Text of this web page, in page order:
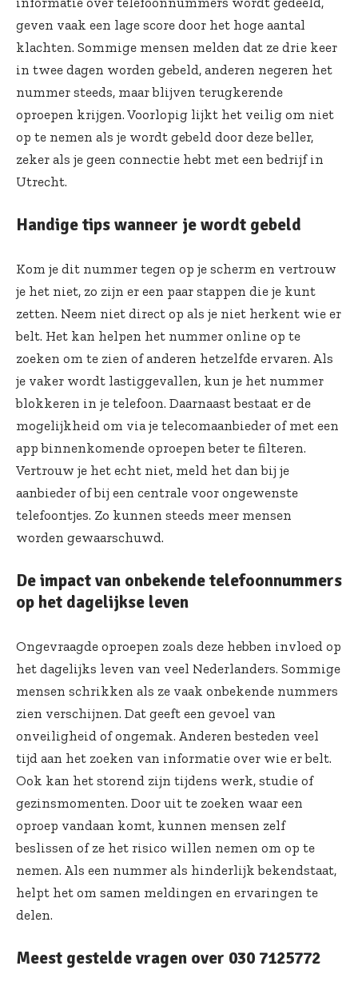
geven vaak een lage score door het hoge aantal
klachten. Sommige mensen melden dat ze drie keer
in twee dagen worden gebeld, anderen negeren het
nummer steeds, maar blijven terugkerende
oproepen krijgen. Voorlopig lijkt het veilig om niet
op te nemen als je wordt gebeld door deze beller,
zeker als je geen connectie hebt met een bedrijf in
Utrecht.
Handige tips wanneer je wordt gebeld
Kom je dit nummer tegen op je scherm en vertrouw
je het niet, zo zijn er een paar stappen die je kunt
zetten. Neem niet direct op als je niet herkent wie er
belt. Het kan helpen het nummer online op te
zoeken om te zien of anderen hetzelfde ervaren. Als
je vaker wordt lastiggevallen, kun je het nummer
blokkeren in je telefoon. Daarnaast bestaat er de
mogelijkheid om via je telecomaanbieder of met een
app binnenkomende oproepen beter te filteren.
Vertrouw je het echt niet, meld het dan bij je
aanbieder of bij een centrale voor ongewenste
telefoontjes. Zo kunnen steeds meer mensen
worden gewaarschuwd.
De impact van onbekende telefoonnummers
op het dagelijkse leven
Ongevraagde oproepen zoals deze hebben invloed op
het dagelijks leven van veel Nederlanders. Sommige
mensen schrikken als ze vaak onbekende nummers
zien verschijnen. Dat geeft een gevoel van
onveiligheid of ongemak. Anderen besteden veel
tijd aan het zoeken van informatie over wie er belt.
Ook kan het storend zijn tijdens werk, studie of
gezinsmomenten. Door uit te zoeken waar een
oproep vandaan komt, kunnen mensen zelf
beslissen of ze het risico willen nemen om op te
nemen. Als een nummer als hinderlijk bekendstaat,
helpt het om samen meldingen en ervaringen te
delen.
Meest gestelde vragen over 030 7125772